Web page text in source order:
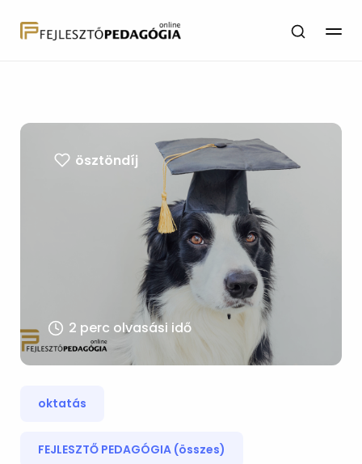
ösztöndíj
2 perc olvasási idő
oktatás
FEJLESZTŐ PEDAGÓGIA (összes)